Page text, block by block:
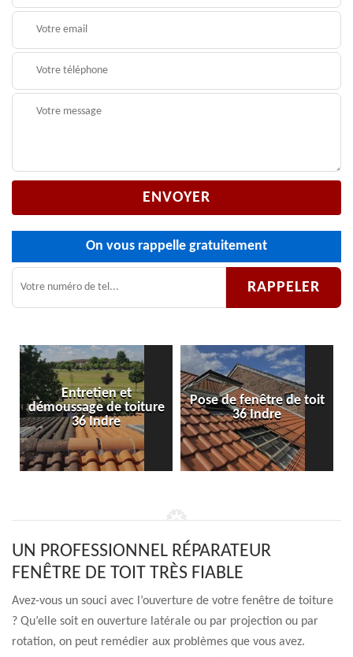
On vous rappelle gratuitement
Entretien et
démoussage de toiture
36 Indre
Pose de fenêtre de toit
36 Indre
UN PROFESSIONNEL RÉPARATEUR
FENÊTRE DE TOIT TRÈS FIABLE
Avez-vous un souci avec l’ouverture de votre fenêtre de toiture
? Qu’elle soit en ouverture latérale ou par projection ou par
rotation, on peut remédier aux problèmes que vous avez.